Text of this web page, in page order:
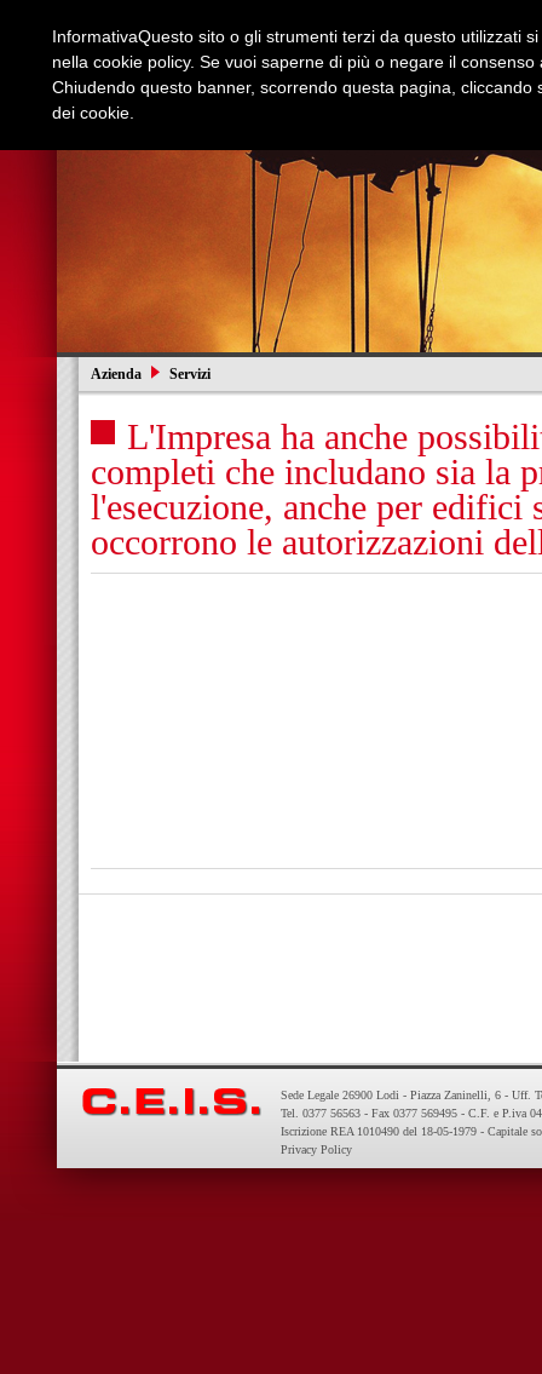
Azienda Servizi
L'Impresa ha anche
completi che includano sia la
l'esecuzione, anche per
occorrono le autorizzazioni
Sede Legale 26900 Lodi - Piazza Zaninelli, 6 - Uff.
Tel. 0377 56563 - Fax 0377 569495 - C.F. e P.iva
Iscrizione REA 1010490 del 18-05-1979 - Capitale
Privacy Policy
InformativaQuesto sito o gli strumenti terzi da questo utilizzati
nella cookie policy. Se vuoi saperne di più o negare il
Chiudendo questo banner, scorrendo questa pagina,
dei cookie.